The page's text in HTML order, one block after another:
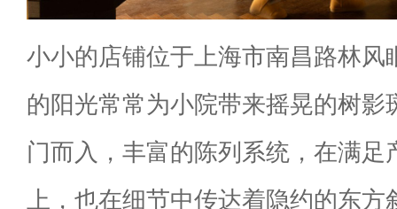
小小的店铺位于上海市南昌路林风
的阳光常常为小院带来摇晃的树影
门而入，丰富的陈列系统，在满足
上，也在细节中传达着隐约的东方